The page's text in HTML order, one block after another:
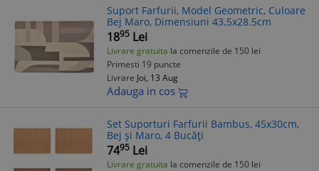
Suport Farfurii, Model Geometric, Culoare
Bej Maro, Dimensiuni 43.5x28.5cm
1895 Lei
Livrare gratuita la comenzile de 150 lei
Primesti 19 puncte
Livrare Joi, 13 Aug
Adauga in cos
Set Suporturi Farfurii Bambus, 45x30cm,
Bej și Maro, 4 Bucăți
7495 Lei
Livrare gratuita la comenzile de 150 lei